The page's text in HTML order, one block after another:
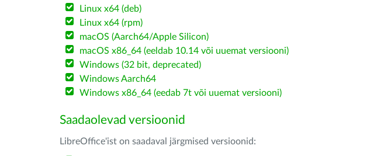
Linux x64 (deb)
Linux x64 (rpm)
macOS (Aarch64/Apple Silicon)
macOS x86_64 (eeldab 10.14 või uuemat versiooni)
Windows (32 bit, deprecated)
Windows Aarch64
Windows x86_64 (eedab 7t või uuemat versiooni)
Saadaolevad versioonid
LibreOffice'ist on saadaval järgmised versioonid: